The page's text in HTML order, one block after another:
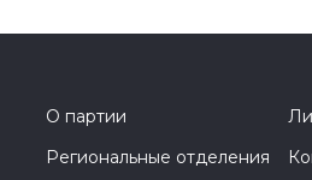
О партии
Региональные отделения